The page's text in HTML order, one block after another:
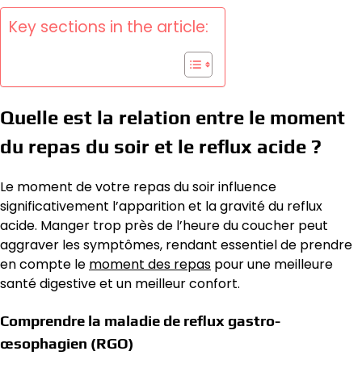
Key sections in the article:
Quelle est la relation entre le moment
du repas du soir et le reflux acide ?
Le moment de votre repas du soir influence
significativement l’apparition et la gravité du reflux
acide. Manger trop près de l’heure du coucher peut
aggraver les symptômes, rendant essentiel de prendre
en compte le moment des repas pour une meilleure
santé digestive et un meilleur confort.
Comprendre la maladie de reflux gastro-
œsophagien (RGO)